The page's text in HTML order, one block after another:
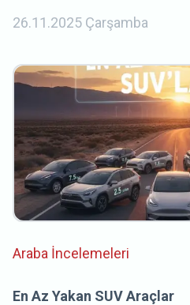
26.11.2025 Çarşamba
Araba İncelemeleri
En Az Yakan SUV Araçlar